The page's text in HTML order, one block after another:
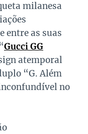
milanesa
entre as suas
Gucci GG
atemporal
“G. Além
no